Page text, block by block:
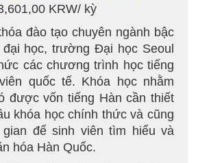
KRW/ kỳ
đào tạo chuyên ngành bậc
học, trường Đại học Seoul
các chương trình học tiếng
quốc tế. Khóa học nhằm
được vốn tiếng Hàn cần thiết
khóa học chính thức và cũng
gian để sinh viên tìm hiểu và
hóa Hàn Quốc.